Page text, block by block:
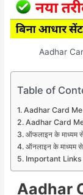
Aadhar
Table of
Aadhar Card
Aadhar Card
ऑफलाइन के माध्यम से
ऑनलाइन के माध्यम से
Important Links
Aadhar